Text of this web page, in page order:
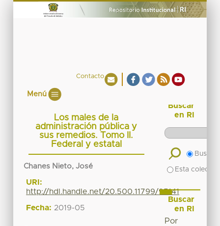
Contacto
Menú
Los males de la
administración pública y
sus remedios. Tomo II.
Federal y estatal
Chanes Nieto, José
URI:
http://hdl.handle.net/20.500.11799/95141
Fecha: 2019-05
Buscar
en RI
Buscar
Esta
Buscar
en RI
Por